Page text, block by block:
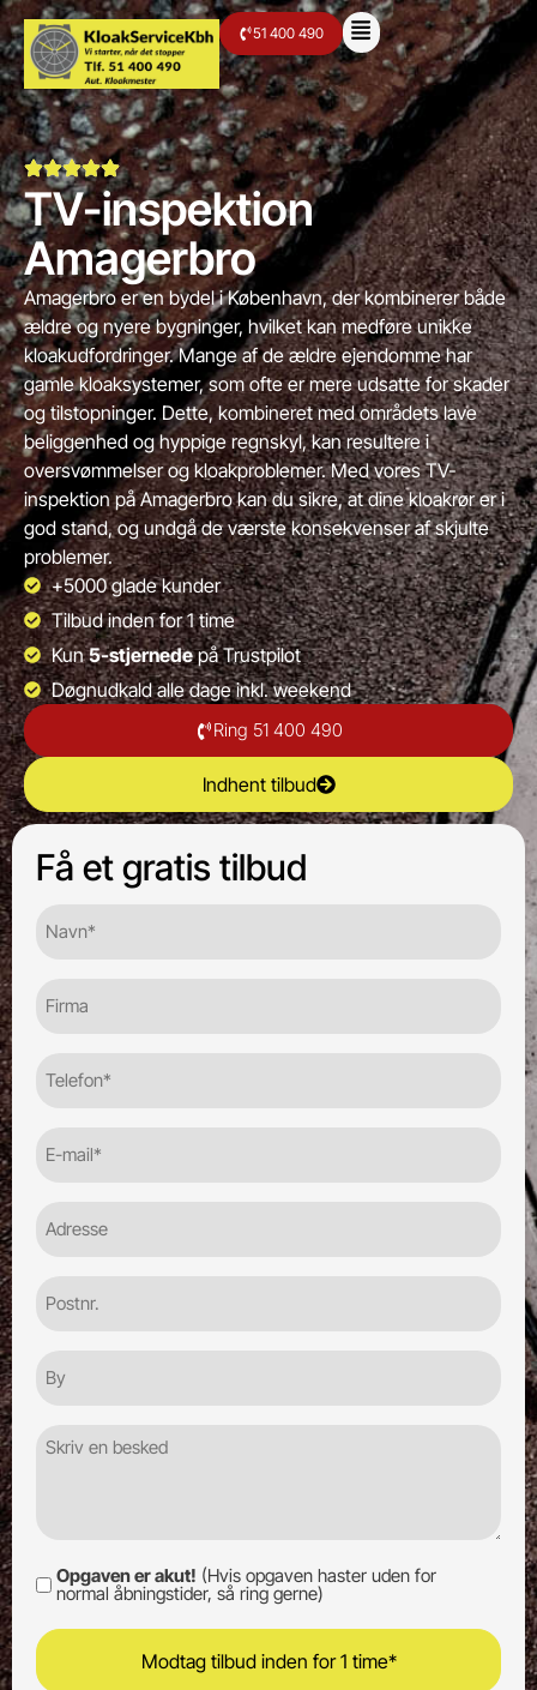
51 400 490
TV-inspektion
Amagerbro
Amagerbro er en bydel i København, der kombinerer både
ældre og nyere bygninger, hvilket kan medføre unikke
kloakudfordringer. Mange af de ældre ejendomme har
gamle kloaksystemer, som ofte er mere udsatte for skader
og tilstopninger. Dette, kombineret med områdets lave
beliggenhed og hyppige regnskyl, kan resultere i
oversvømmelser og kloakproblemer. Med vores TV-
inspektion på Amagerbro kan du sikre, at dine kloakrør er i
god stand, og undgå de værste konsekvenser af skjulte
problemer.
+5000 glade kunder
Tilbud inden for 1 time
Kun5-stjernedepå Trustpilot
Døgnudkald alle dage inkl. weekend
Ring 51 400 490
Indhent tilbud
Få et gratis tilbud
(Required)
(Required)
mail
Besked
Opgaven
akut!
Opgaven er akut! (Hvis opgaven haster uden for
normal åbningstider, så ring gerne)